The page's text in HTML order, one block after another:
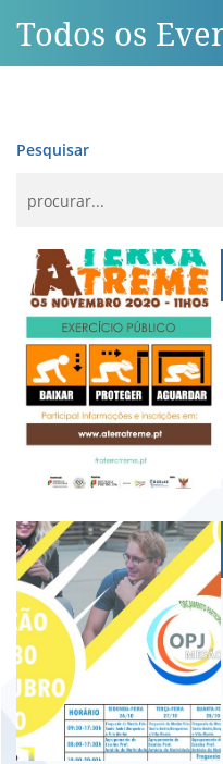
Todos os
Pesquisar
Simulacro «A
Orçamento